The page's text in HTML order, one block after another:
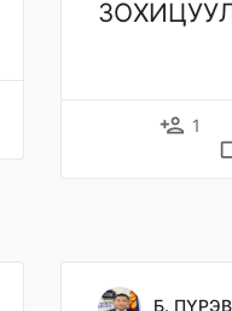
person_add 1
Б.